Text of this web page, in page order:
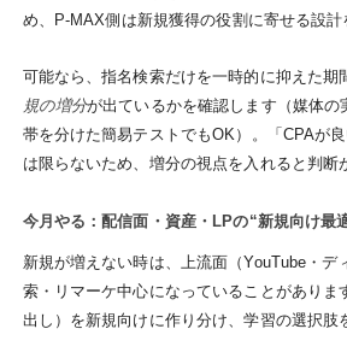
め、P-MAX側は新規獲得の役割に寄せる設計
可能なら、指名検索だけを一時的に抑えた期
規の増分が出ているかを確認します（媒体の
帯を分けた簡易テストでもOK）。「CPAが
は限らないため、増分の視点を入れると判断
今月やる：配信面・資産・LPの“新規向け最
新規が増えない時は、上流面（YouTube・デ
索・リマーケ中心になっていることがありま
出し）を新規向けに作り分け、学習の選択肢